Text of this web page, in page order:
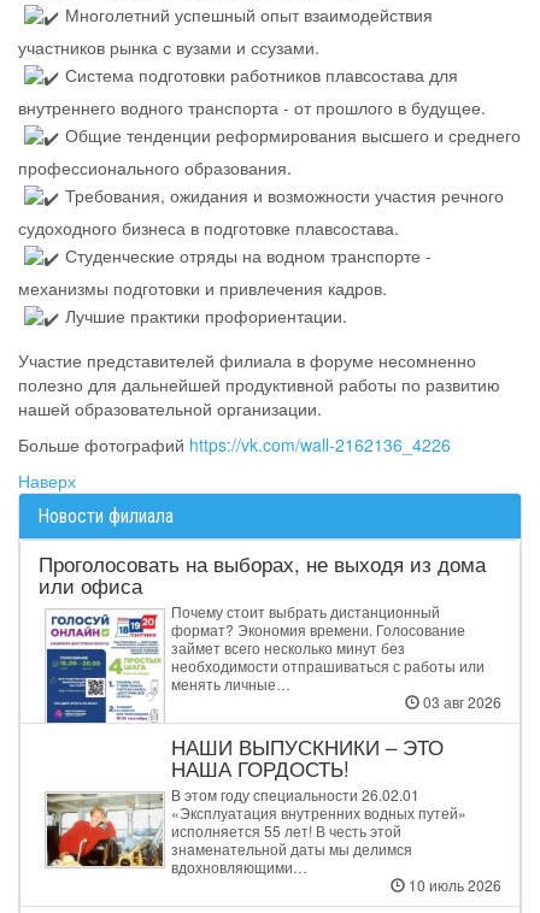
Многолетний успешный опыт взаимодействия
участников рынка с вузами и ссузами.
Система подготовки работников плавсостава для
внутреннего водного транспорта - от прошлого в будущее.
Общие тенденции реформирования высшего и среднего
профессионального образования.
Требования, ожидания и возможности участия речного
судоходного бизнеса в подготовке плавсостава.
Студенческие отряды на водном транспорте -
механизмы подготовки и привлечения кадров.
Лучшие практики профориентации.
Участие представителей филиала в форуме несомненно
полезно для дальнейшей продуктивной работы по развитию
нашей образовательной организации.
Больше фотографий https://vk.com/wall-2162136_4226
Наверх
Новости филиала
Проголосовать на выборах, не выходя из дома
или офиса
Почему стоит выбрать дистанционный
формат? Экономия времени. Голосование
займет всего несколько минут без
необходимости отпрашиваться с работы или
менять личные…
03 авг 2026
НАШИ ВЫПУСКНИКИ – ЭТО
НАША ГОРДОСТЬ!
В этом году специальности 26.02.01
«Эксплуатация внутренних водных путей»
исполняется 55 лет! В честь этой
знаменательной даты мы делимся
вдохновляющими…
10 июль 2026